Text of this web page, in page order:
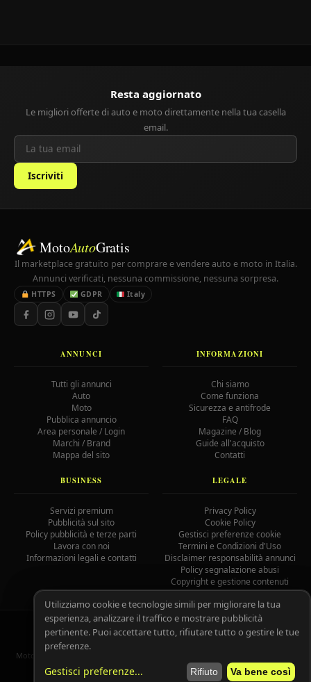
Resta aggiornato
Le migliori offerte di auto e moto direttamente nella tua casella
email.
Iscriviti
MotoAutoGratis
Il marketplace gratuito per comprare e vendere auto e moto in Italia.
Annunci verificati, nessuna commissione, nessuna sorpresa.
HTTPS GDPR Italy
ANNUNCI
Tutti gli annunci
Auto
Moto
Pubblica annuncio
Area personale / Login
Marchi / Brand
Mappa del sito
INFORMAZIONI
Chi siamo
Come funziona
Sicurezza e antifrode
FAQ
Magazine / Blog
Guide all'acquisto
Contatti
BUSINESS
Servizi premium
Pubblicità sul sito
Policy pubblicità e terze parti
Lavora con noi
Informazioni legali e contatti
LEGALE
Privacy Policy
Cookie Policy
Gestisci preferenze cookie
Termini e Condizioni d'Uso
Disclaimer responsabilità annunci
Policy segnalazione abusi
Copyright e gestione contenuti
© 2026 MotoAutoGratis.it — Tutti i diritti riservati — IOCOSGC
MotoAutoGratis non è responsabile per il contenuto degli annunci pubblicati
dagli utenti registrati.
Leggi il disclaimer completo.
Utilizziamo cookie e tecnologie simili per migliorare la tua
esperienza, analizzare il traffico e mostrare pubblicità
pertinente. Puoi accettare tutto, rifiutare tutto o gestire le tue
preferenze.
Gestisci preferenze... Rifiuto Va bene così